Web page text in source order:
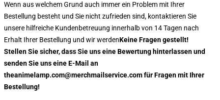
Wenn aus welchem Grund auch immer ein Problem mit Ihrer
Bestellung besteht und Sie nicht zufrieden sind, kontaktieren Sie
unsere hilfreiche Kundenbetreuung innerhalb von 14 Tagen nach
Erhalt Ihrer Bestellung und wir werdenKeine Fragen gestellt!
Stellen Sie sicher, dass Sie uns eine Bewertung hinterlassen und
senden Sie uns eine E-Mail an
theanimelamp.com@merchmailservice.com für Fragen mit Ihrer
Bestellung!